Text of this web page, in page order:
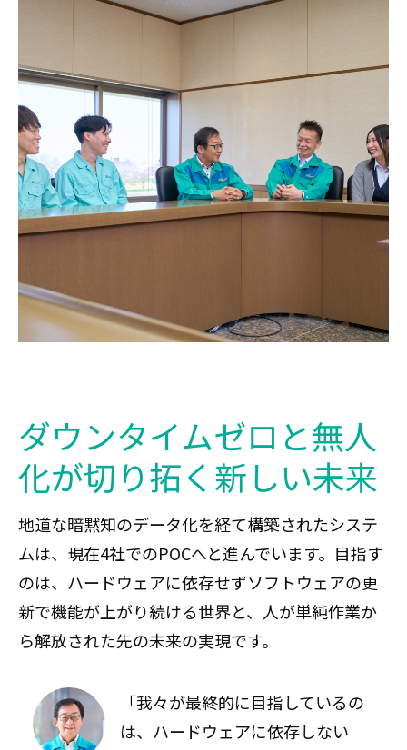
ダウンタイムゼロと無人
化が切り拓く新しい未来
地道な暗黙知のデータ化を経て構築されたシステ
ムは、現在4社でのPOCへと進んでいます。目指す
のは、ハードウェアに依存せずソフトウェアの更
新で機能が上がり続ける世界と、人が単純作業か
ら解放された先の未来の実現です。
「我々が最終的に目指しているの
は、ハードウェアに依存しない